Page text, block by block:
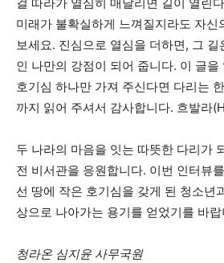
미래가 불확실하게 느껴질지라도 자신
보세요. 진심으로 열심을 더하면, 그
인 나만의 강점이 되어 줍니다. 이 글
호기심 하나만 가져 주신다면 다리는
까지 읽어 주셔서 감사합니다. 흐발라
두 나라의 마음을 잇는 따뜻한 다리가
전 비서관을 응원합니다. 이번 인터뷰
선 땅에 작은 호기심을 갖게 된 청소년
상으로 나아가는 용기를 얻었기를 바랍
청라온 심지윤 사무국원